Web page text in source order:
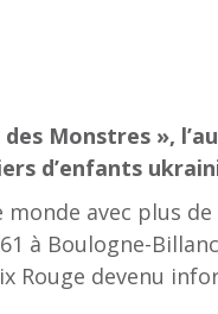
Monstres »,
d’enfants
avec plus
à Boulogne-
Rouge devenu